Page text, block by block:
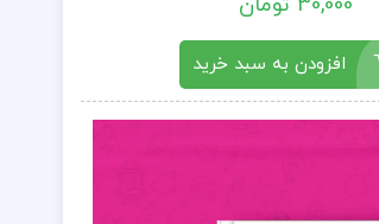
افزودن به سبد خرید